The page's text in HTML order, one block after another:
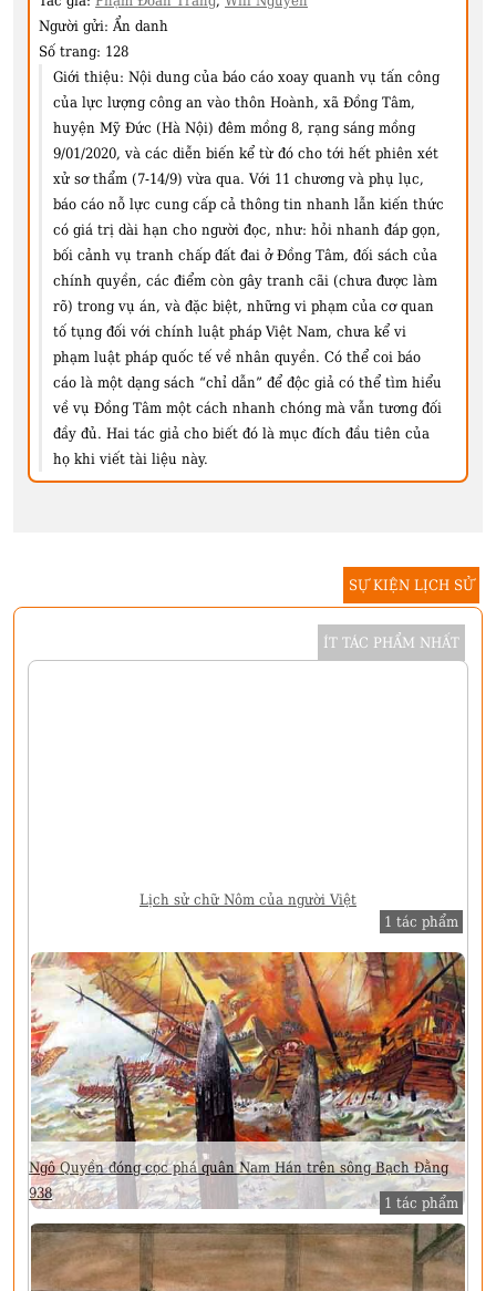
Người gửi: Ẩn danh
Số trang: 128
Giới thiệu: Nội dung của báo cáo xoay quanh vụ tấn công
của lực lượng công an vào thôn Hoành, xã Đồng Tâm,
huyện Mỹ Đức (Hà Nội) đêm mồng 8, rạng sáng mồng
9/01/2020, và các diễn biến kể từ đó cho tới hết phiên xét
xử sơ thẩm (7-14/9) vừa qua. Với 11 chương và phụ lục,
báo cáo nỗ lực cung cấp cả thông tin nhanh lẫn kiến thức
có giá trị dài hạn cho người đọc, như: hỏi nhanh đáp gọn,
bối cảnh vụ tranh chấp đất đai ở Đồng Tâm, đối sách của
chính quyền, các điểm còn gây tranh cãi (chưa được làm
rõ) trong vụ án, và đặc biệt, những vi phạm của cơ quan
tố tụng đối với chính luật pháp Việt Nam, chưa kể vi
phạm luật pháp quốc tế về nhân quyền. Có thể coi báo
cáo là một dạng sách “chỉ dẫn” để độc giả có thể tìm hiểu
về vụ Đồng Tâm một cách nhanh chóng mà vẫn tương đối
đầy đủ. Hai tác giả cho biết đó là mục đích đầu tiên của
họ khi viết tài liệu này.
SỰ KIỆN LỊCH SỬ
ÍT TÁC PHẨM NHẤT
Lịch sử chữ Nôm của người Việt
1 tác phẩm
Ngô Quyền đóng cọc phá quân Nam Hán trên sông Bạch Đằng
938
1 tác phẩm